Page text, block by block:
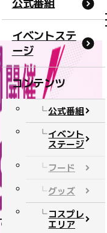
公式番組
イベントステ
ージ
コンテンツ
公式番組
イベント
ステージ
フード
グッズ
コスプレ
エリア
今年、
ます。
集い、
び、